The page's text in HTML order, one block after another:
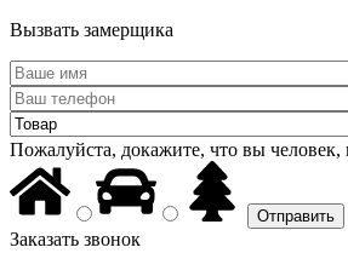
Вызвать замерщика
Пожалуйста, докажите, что вы человек,
Заказать звонок